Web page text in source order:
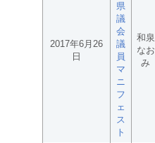
2017年6月26
日
県
議
会
議
員
マ
ニ
フ
ェ
ス
ト
和泉
なお
み